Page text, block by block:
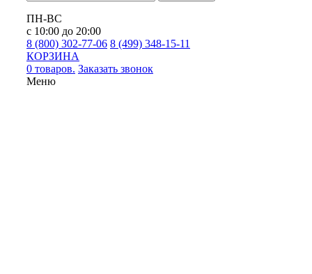
ПН-ВС
с 10:00 до 20:00
8 (800) 302-77-06 8 (499) 348-15-11
КОРЗИНА
0 товаров. Заказать звонок
Меню